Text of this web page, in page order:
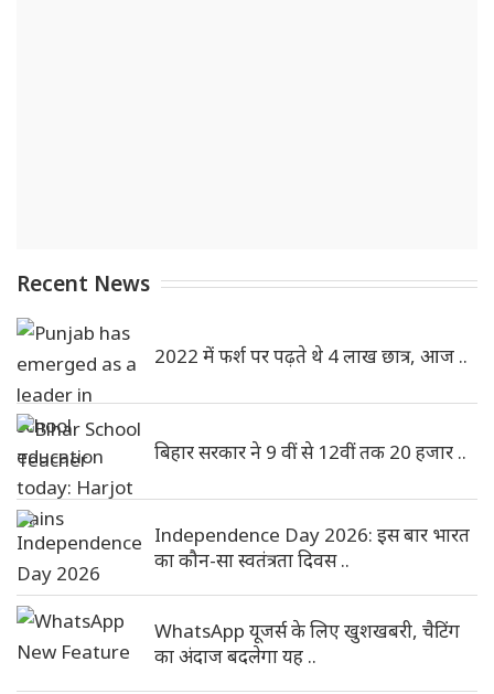
Recent News
2022 में फर्श पर पढ़ते थे 4 लाख छात्र, आज ..
बिहार सरकार ने 9 वीं से 12वीं तक 20 हजार ..
Independence Day 2026: इस बार भारत
का कौन-सा स्वतंत्रता दिवस ..
WhatsApp यूजर्स के लिए खुशखबरी, चैटिंग
का अंदाज बदलेगा यह ..